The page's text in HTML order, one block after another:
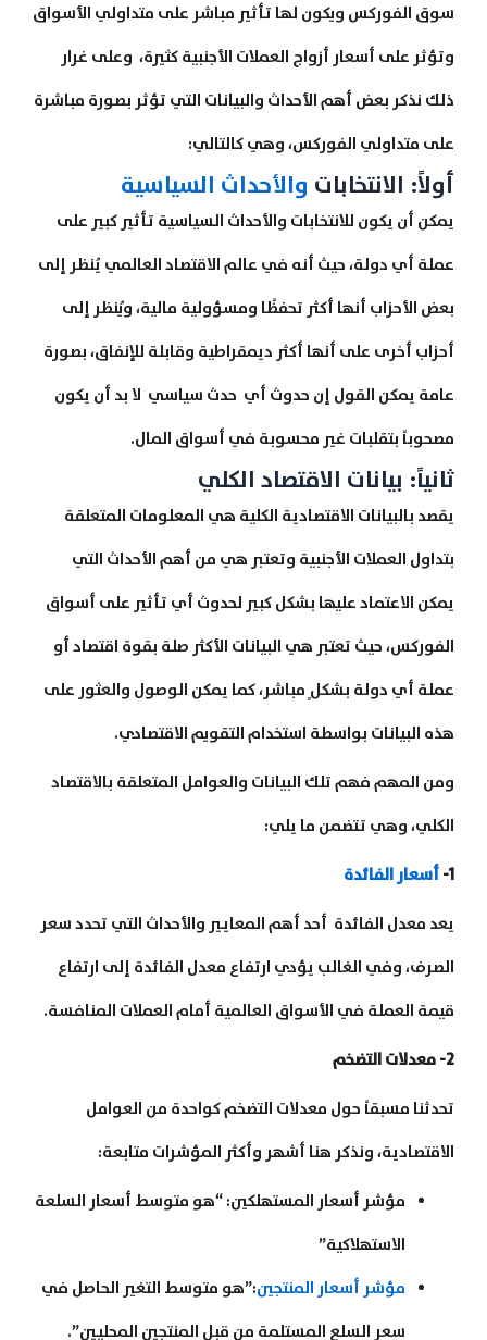
سوق الفوركس ويكون لها تأثير مباشر على متداولي الأسواق
وتؤثر على أسعار أزواج العملات الأجنبية كثيرة، وعلى غرار
ذلك نذكر بعض أهم الأحداث والبيانات التي تؤثر بصورة مباشرة
على متداولي الفوركس، وهي كالتالي:
أولاً: الانتخابات والأحداث السياسية
يمكن أن يكون للانتخابات والأحداث السياسية تأثير كبير على
عملة أي دولة، حيث أنه في عالم الاقتصاد العالمي يُنظر إلى
بعض الأحزاب أنها أكثر تحفظًا ومسؤولية مالية، ويُنظر إلى
أحزاب أخرى على أنها أكثر ديمقراطية وقابلة للإنفاق، بصورة
عامة يمكن القول إن حدوث أي حدث سياسي لا بد أن يكون
مصحوباً بتقلبات غير محسوبة في أسواق المال.
ثانياً: بيانات الاقتصاد الكلي
يقصد بالبيانات الاقتصادية الكلية هي المعلومات المتعلقة
بتداول العملات الأجنبية وتعتبر هي من أهم الأحداث التي
يمكن الاعتماد عليها بشكل كبير لحدوث أي تأثير على أسواق
الفوركس، حيث تعتبر هي البيانات الأكثر صلة بقوة اقتصاد أو
عملة أي دولة بشكلٍ مباشر، كما يمكن الوصول والعثور على
هذه البيانات بواسطة استخدام التقويم الاقتصادي.
ومن المهم فهم تلك البيانات والعوامل المتعلقة بالاقتصاد
الكلي، وهي تتضمن ما يلي:
1- أسعار الفائدة
يعد معدل الفائدة أحد أهم المعايير والأحداث التي تحدد سعر
الصرف، وفي الغالب يؤدي ارتفاع معدل الفائدة إلى ارتفاع
قيمة العملة في الأسواق العالمية أمام العملات المنافسة.
2- معدلات التضخم
تحدثنا مسبقاً حول معدلات التضخم كواحدة من العوامل
الاقتصادية، ونذكر هنا أشهر وأكثر المؤشرات متابعة:
مؤشر أسعار المستهلكين: “هو متوسط أسعار السلعة
الاستهلاكية”
مؤشر أسعار المنتجين:”هو متوسط التغير الحاصل في
سعر السلع المستلمة من قبل المنتجين المحليين”.